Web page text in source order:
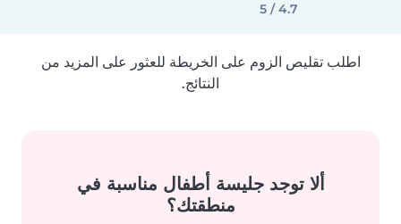
4.7 / 5
اطلب تقليص الزوم على الخريطة للعثور على المزيد من
النتائج.
ألا توجد جليسة أطفال مناسبة في
منطقتك؟